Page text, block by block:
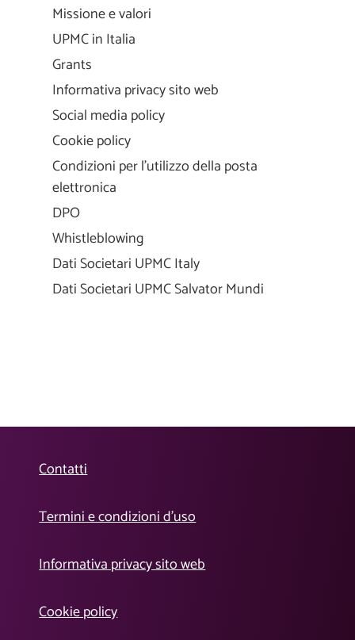
Missione e valori
UPMC in Italia
Grants
Informativa privacy sito web
Social media policy
Cookie policy
Condizioni per l'utilizzo della posta
elettronica
DPO
Whistleblowing
Dati Societari UPMC Italy
Dati Societari UPMC Salvator Mundi
Contatti
Termini e condizioni d’uso
Informativa privacy sito web
Cookie policy